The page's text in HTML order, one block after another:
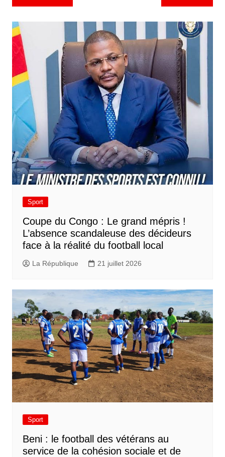
Sport
​Coupe du Congo : Le grand mépris !
L’absence scandaleuse des décideurs
face à la réalité du football local
La République 21 juillet 2026
Sport
Beni : le football des vétérans au
service de la cohésion sociale et de